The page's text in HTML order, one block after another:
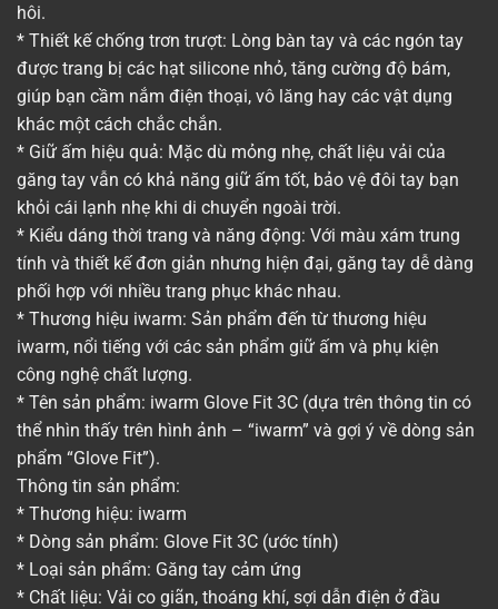
hôi.
* Thiết kế chống trơn trượt: Lòng bàn tay và các ngón tay
được trang bị các hạt silicone nhỏ, tăng cường độ bám,
giúp bạn cầm nắm điện thoại, vô lăng hay các vật dụng
khác một cách chắc chắn.
* Giữ ấm hiệu quả: Mặc dù mỏng nhẹ, chất liệu vải của
găng tay vẫn có khả năng giữ ấm tốt, bảo vệ đôi tay bạn
khỏi cái lạnh nhẹ khi di chuyển ngoài trời.
* Kiểu dáng thời trang và năng động: Với màu xám trung
tính và thiết kế đơn giản nhưng hiện đại, găng tay dễ dàng
phối hợp với nhiều trang phục khác nhau.
* Thương hiệu iwarm: Sản phẩm đến từ thương hiệu
iwarm, nổi tiếng với các sản phẩm giữ ấm và phụ kiện
công nghệ chất lượng.
* Tên sản phẩm: iwarm Glove Fit 3C (dựa trên thông tin có
thể nhìn thấy trên hình ảnh – “iwarm” và gợi ý về dòng sản
phẩm “Glove Fit”).
Thông tin sản phẩm:
* Thương hiệu: iwarm
* Dòng sản phẩm: Glove Fit 3C (ước tính)
* Loại sản phẩm: Găng tay cảm ứng
* Chất liệu: Vải co giãn, thoáng khí, sợi dẫn điện ở đầu